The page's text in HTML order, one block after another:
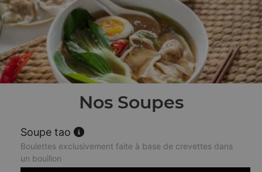
Nos Soupes
Soupe tao
Boulettes exclusivement faite à base de crevettes dans
un bouillon